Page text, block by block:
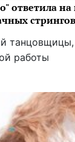
ответила
работы